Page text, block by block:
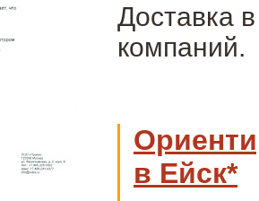
Доставка
компаний.
в Ейск*